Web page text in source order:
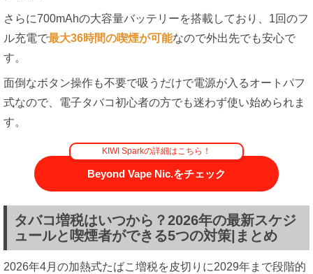
さらに700mAhの大容量バッテリーを搭載しており、1回のフ
ル充電で最大36時間の喫煙が可能なので外出先でも安心で
す。
面倒なボタン操作も不要で吸うだけで電源が入るオートパフ
式なので、電子タバコ初心者の方でも迷わず使い始められま
す。
KIWI Sparkの詳細はこちら！
Beyond Vape Nic.をチェック
タバコ増税はいつから？2026年の最新スケジ
ュールと喫煙者ができる5つの対策|まとめ
2026年4月の加熱式たばこ増税を皮切りに2029年まで段階的